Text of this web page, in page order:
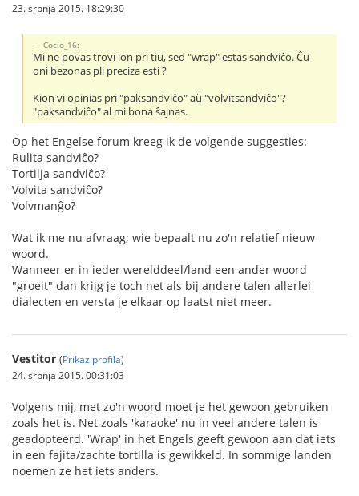
23. srpnja 2015. 18:29:30
Cocio_16:
Mi ne povas trovi ion pri tiu, sed "wrap" estas sandviĉo. Ĉu
oni bezonas pli preciza esti ?
Kion vi opinias pri "paksandviĉo" aŭ "volvitsandviĉo"?
"paksandviĉo" al mi bona ŝajnas.
Op het Engelse forum kreeg ik de volgende suggesties:
Rulita sandviĉo?
Tortilja sandviĉo?
Volvita sandviĉo?
Volvmanĝo?
Wat ik me nu afvraag; wie bepaalt nu zo'n relatief nieuw
woord.
Wanneer er in ieder werelddeel/land een ander woord
"groeit" dan krijg je toch net als bij andere talen allerlei
dialecten en versta je elkaar op laatst niet meer.
Vestitor (Prikaz profila)
24. srpnja 2015. 00:31:03
Volgens mij, met zo'n woord moet je het gewoon gebruiken
zoals het is. Net zoals 'karaoke' nu in veel andere talen is
geadopteerd. 'Wrap' in het Engels geeft gewoon aan dat iets
in een fajita/zachte tortilla is gewikkeld. In sommige landen
noemen ze het iets anders.